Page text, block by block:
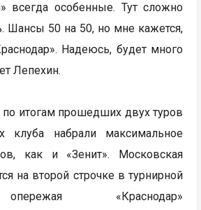
всегда особенные. Тут сложно
Шансы 50 на 50, но мне кажется,
Надеюсь, будет много
Лепехин.
по итогам прошедших двух туров
клуба набрали максимальное
как и «Зенит». Московская
на второй строчке в турнирной
«Краснодар»